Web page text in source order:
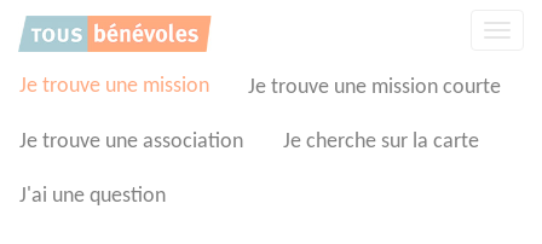
Je trouve une mission Je trouve une mission courte
Je trouve une association Je cherche sur la carte
J'ai une question
Panneau de gestion des cookies